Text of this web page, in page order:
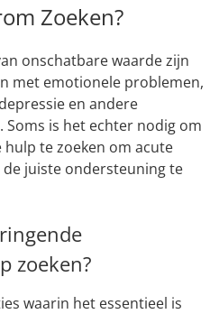
Zoeken?
onschatbare waarde zijn
met emotionele problemen,
en andere
Soms is het echter nodig om
te zoeken om acute
juiste ondersteuning te
zoeken?
waarin het essentieel is